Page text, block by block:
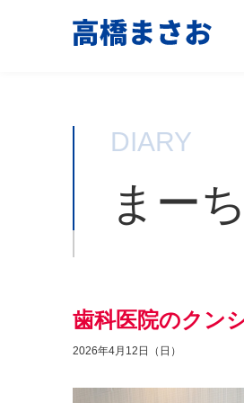
DIARY
まー
歯科医院のクン
2026年4月12日（日）